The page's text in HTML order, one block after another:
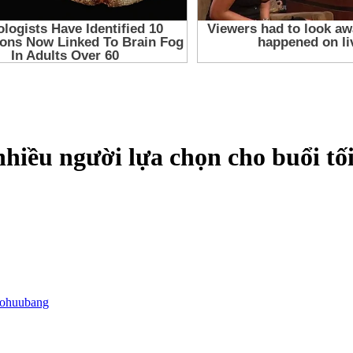
người lựa chọn cho buổi